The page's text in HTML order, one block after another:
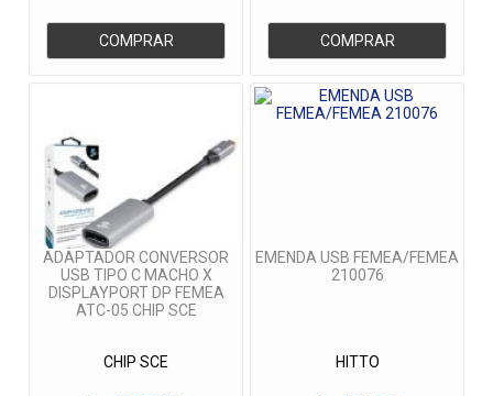
COMPRAR COMPRAR
ADAPTADOR CONVERSOR
USB TIPO C MACHO X
DISPLAYPORT DP FEMEA
ATC-05 CHIP SCE
CHIP SCE
EMENDA USB FEMEA/FEMEA
210076
HITTO